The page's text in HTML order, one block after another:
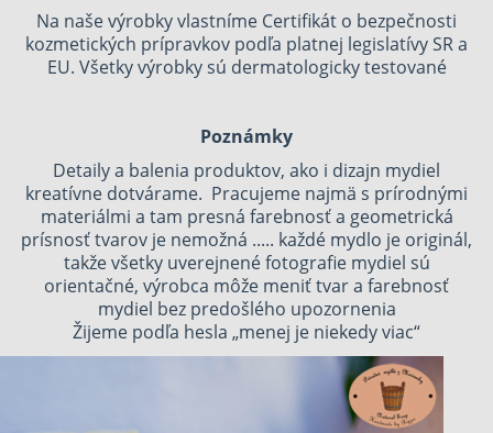
Na naše výrobky vlastníme Certifikát o bezpečnosti
kozmetických prípravkov podľa platnej legislatívy SR a
EU. Všetky výrobky sú dermatologicky testované
Poznámky
Detaily a balenia produktov, ako i dizajn mydiel
kreatívne dotvárame. Pracujeme najmä s prírodnými
materiálmi a tam presná farebnosť a geometrická
prísnosť tvarov je nemožná ..... každé mydlo je originál,
takže všetky uverejnené fotografie mydiel sú
orientačné, výrobca môže meniť tvar a farebnosť
mydiel bez predošlého upozornenia
Žijeme podľa hesla „menej je niekedy viac“